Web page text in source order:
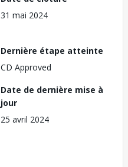
31 mai 2024
Dernière étape atteinte
CD Approved
Date de dernière mise à
jour
25 avril 2024